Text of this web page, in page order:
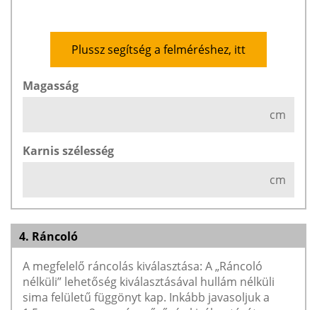
Plussz segítség a felméréshez, itt
Magasság
cm
Karnis szélesség
cm
4. Ráncoló
A megfelelő ráncolás kiválasztása: A „Ráncoló
nélküli” lehetőség kiválasztásával hullám nélküli
sima felületű függönyt kap. Inkább javasoljuk a